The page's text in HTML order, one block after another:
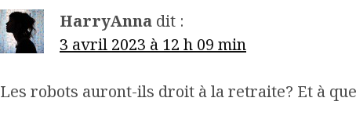
HarryAnna dit :
3 avril 2023 à 12 h 09 min
Les robots auront-ils droit à la retraite? Et à